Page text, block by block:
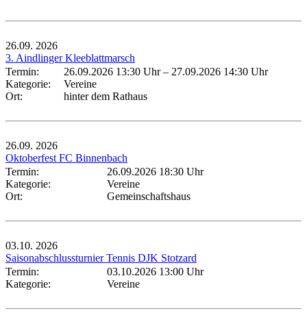
26.09. 2026
3. Aindlinger Kleeblattmarsch
Termin:
26.09.2026 13:30 Uhr– 27.09.2026 14:30 Uhr
Kategorie:
Vereine
Ort:
hinter dem Rathaus
26.09. 2026
Oktoberfest FC Binnenbach
Termin:
26.09.2026 18:30 Uhr
Kategorie:
Vereine
Ort:
Gemeinschaftshaus
03.10. 2026
Saisonabschlussturnier Tennis DJK Stotzard
Termin:
03.10.2026 13:00 Uhr
Kategorie:
Vereine